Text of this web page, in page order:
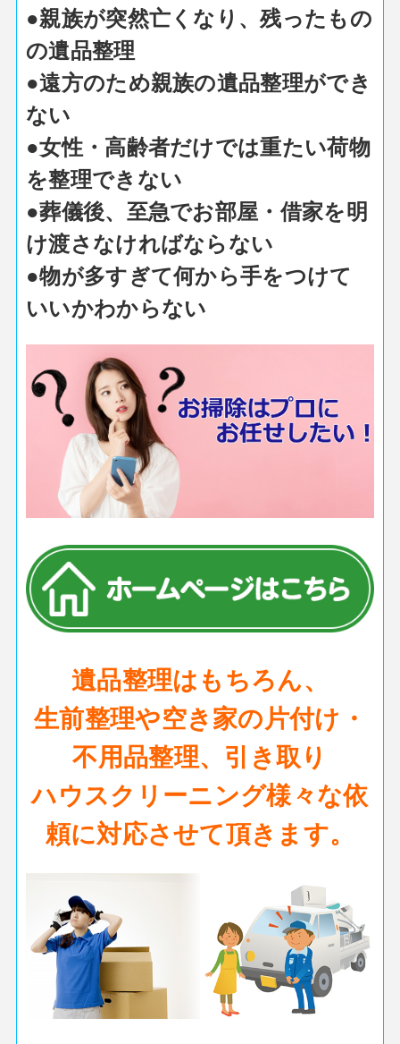
●親族が突然亡くなり、残ったもの
の遺品整理
●遠方のため親族の遺品整理ができ
ない
●女性・高齢者だけでは重たい荷物
を整理できない
●葬儀後、至急でお部屋・借家を明
け渡さなければならない
●物が多すぎて何から手をつけて
いいかわからない
遺品整理はもちろん、
生前整理や空き家の片付け・
不用品整理、引き取り
ハウスクリーニング様々な依
頼に対応させて頂きます。